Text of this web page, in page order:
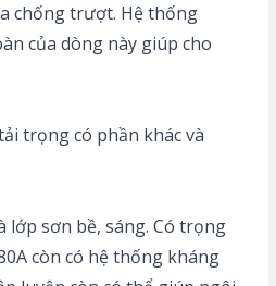
chống trượt. Hệ thống
của dòng này giúp cho
trọng có phần khác và
lớp sơn bề, sáng. Có trọng
còn có hệ thống kháng